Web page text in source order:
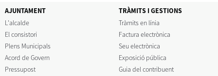
AJUNTAMENT
L'alcalde
El consistori
Plens Municipals
Acord de Govern
Pressupost
TRÀMITS I GESTIONS
Tràmits en línia
Factura electrònica
Seu electrònica
Exposició pública
Guia del contribuent